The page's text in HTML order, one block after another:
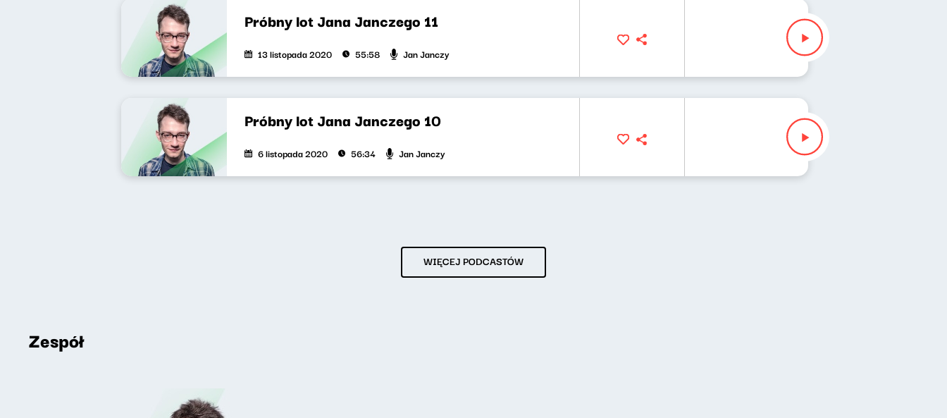
Próbny lot Jana Janczego 11
13 listopada 2020 55:58 Jan Janczy
Próbny lot Jana Janczego 10
6 listopada 2020 56:34 Jan Janczy
WIĘCEJ PODCASTÓW
Zespół